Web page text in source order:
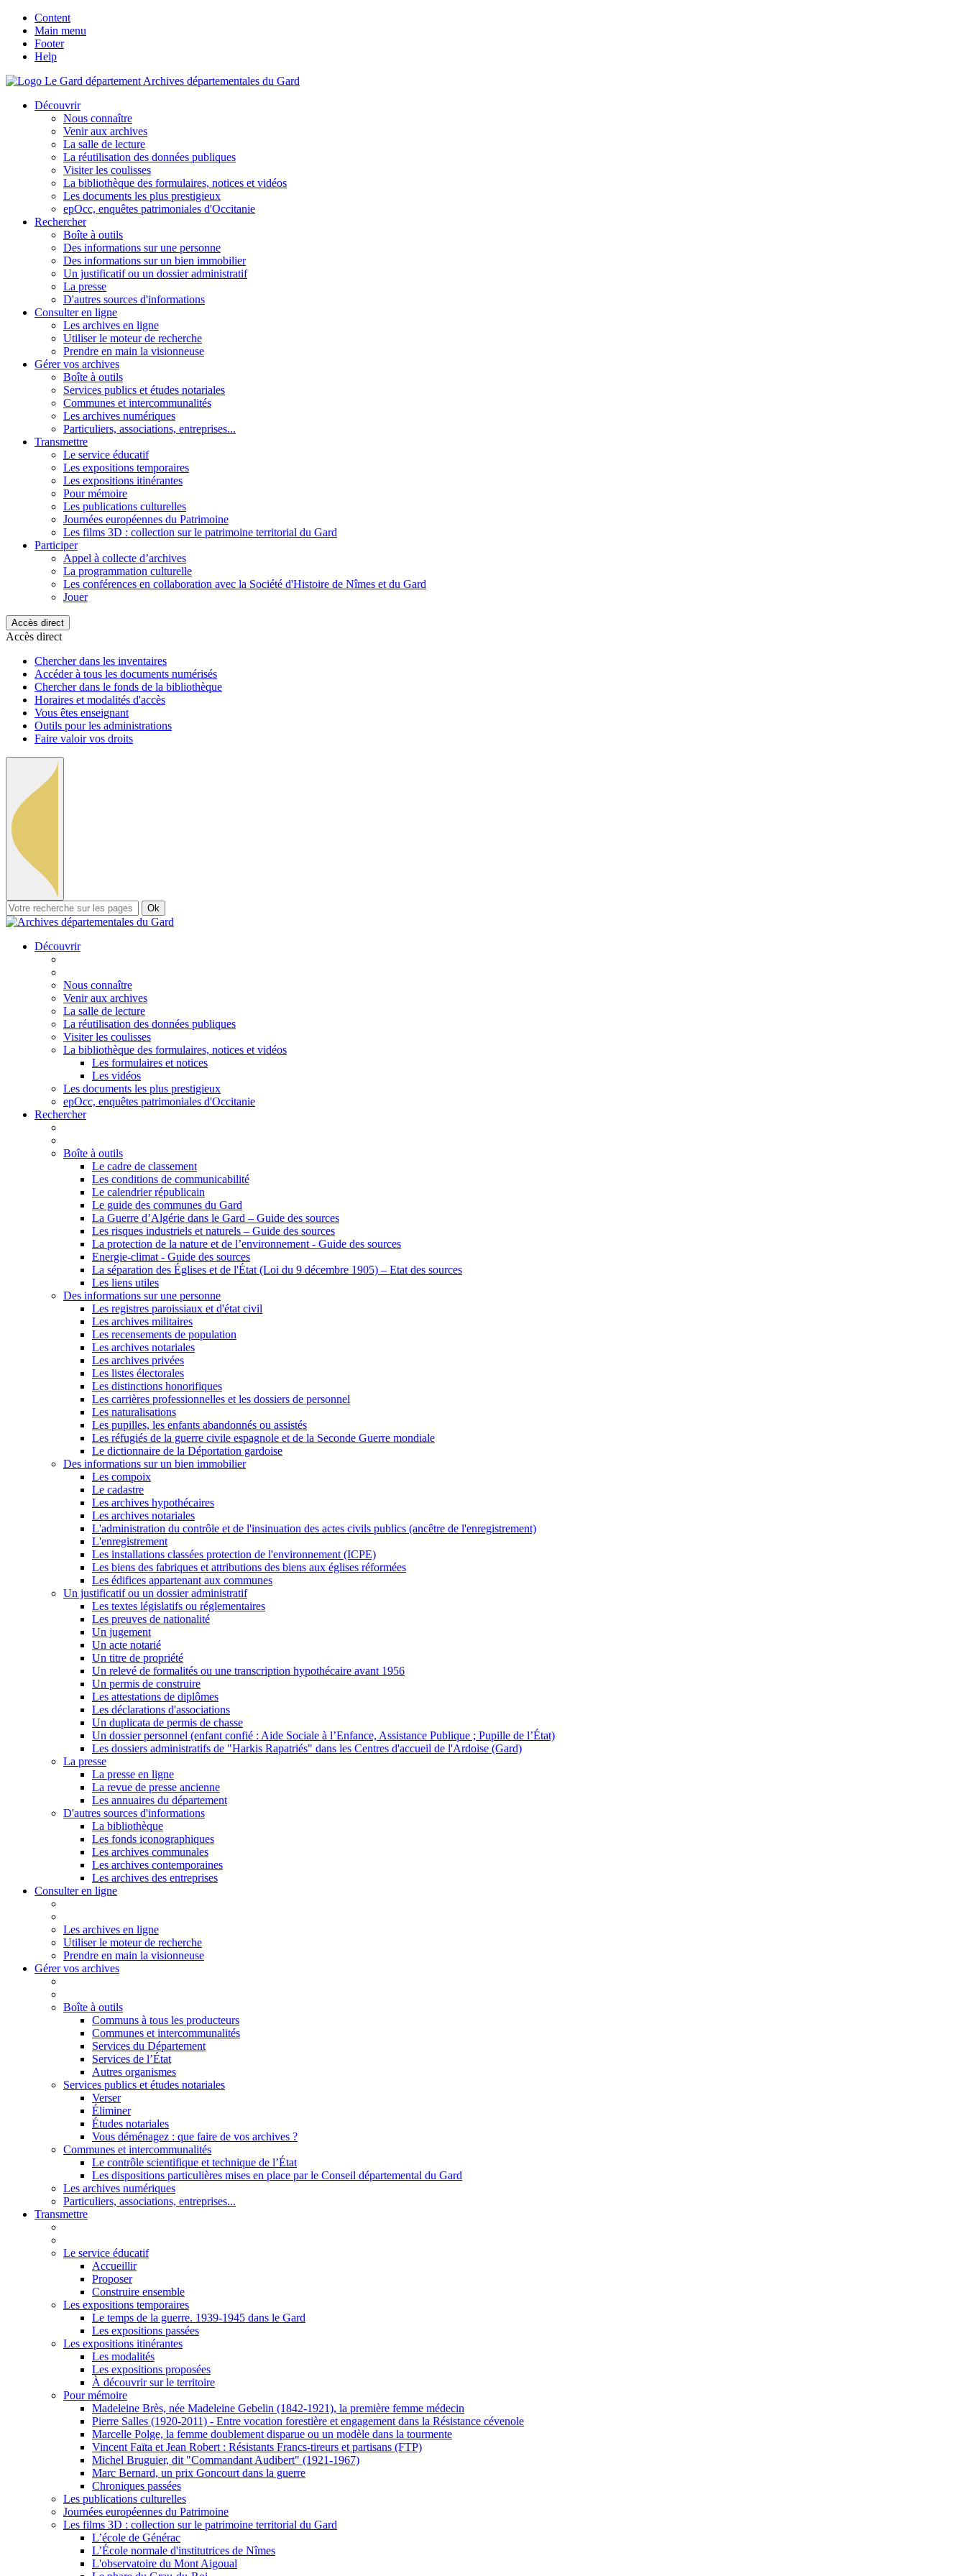
Content
Main menu
Footer
Help
Archives départementales du Gard
Découvrir
Nous connaître
Venir aux archives
La salle de lecture
La réutilisation des données publiques
Visiter les coulisses
La bibliothèque des formulaires, notices et vidéos
Les documents les plus prestigieux
epOcc, enquêtes patrimoniales d'Occitanie
Rechercher
Boîte à outils
Des informations sur une personne
Des informations sur un bien immobilier
Un justificatif ou un dossier administratif
La presse
D'autres sources d'informations
Consulter en ligne
Les archives en ligne
Utiliser le moteur de recherche
Prendre en main la visionneuse
Gérer vos archives
Boîte à outils
Services publics et études notariales
Communes et intercommunalités
Les archives numériques
Particuliers, associations, entreprises...
Transmettre
Le service éducatif
Les expositions temporaires
Les expositions itinérantes
Pour mémoire
Les publications culturelles
Journées européennes du Patrimoine
Les films 3D : collection sur le patrimoine territorial du Gard
Participer
Appel à collecte d’archives
La programmation culturelle
Les conférences en collaboration avec la Société d'Histoire de Nîmes et du Gard
Jouer
Accès direct
Accès direct
Chercher dans les inventaires
Accéder à tous les documents numérisés
Chercher dans le fonds de la bibliothèque
Horaires et modalités d'accès
Vous êtes enseignant
Outils pour les administrations
Faire valoir vos droits
Ok
Découvrir
Nous connaître
Venir aux archives
La salle de lecture
La réutilisation des données publiques
Visiter les coulisses
La bibliothèque des formulaires, notices et vidéos
Les formulaires et notices
Les vidéos
Les documents les plus prestigieux
epOcc, enquêtes patrimoniales d'Occitanie
Rechercher
Boîte à outils
Le cadre de classement
Les conditions de communicabilité
Le calendrier républicain
Le guide des communes du Gard
La Guerre d’Algérie dans le Gard – Guide des sources
Les risques industriels et naturels – Guide des sources
La protection de la nature et de l’environnement - Guide des sources
Energie-climat - Guide des sources
La séparation des Églises et de l'État (Loi du 9 décembre 1905) – Etat des sources
Les liens utiles
Des informations sur une personne
Les registres paroissiaux et d'état civil
Les archives militaires
Les recensements de population
Les archives notariales
Les archives privées
Les listes électorales
Les distinctions honorifiques
Les carrières professionnelles et les dossiers de personnel
Les naturalisations
Les pupilles, les enfants abandonnés ou assistés
Les réfugiés de la guerre civile espagnole et de la Seconde Guerre mondiale
Le dictionnaire de la Déportation gardoise
Des informations sur un bien immobilier
Les compoix
Le cadastre
Les archives hypothécaires
Les archives notariales
L'administration du contrôle et de l'insinuation des actes civils publics (ancêtre de l'enregistrement)
L'enregistrement
Les installations classées protection de l'environnement (ICPE)
Les biens des fabriques et attributions des biens aux églises réformées
Les édifices appartenant aux communes
Un justificatif ou un dossier administratif
Les textes législatifs ou réglementaires
Les preuves de nationalité
Un jugement
Un acte notarié
Un titre de propriété
Un relevé de formalités ou une transcription hypothécaire avant 1956
Un permis de construire
Les attestations de diplômes
Les déclarations d'associations
Un duplicata de permis de chasse
Un dossier personnel (enfant confié : Aide Sociale à l’Enfance, Assistance Publique ; Pupille de l’État)
Les dossiers administratifs de "Harkis Rapatriés" dans les Centres d'accueil de l'Ardoise (Gard)
La presse
La presse en ligne
La revue de presse ancienne
Les annuaires du département
D'autres sources d'informations
La bibliothèque
Les fonds iconographiques
Les archives communales
Les archives contemporaines
Les archives des entreprises
Consulter en ligne
Les archives en ligne
Utiliser le moteur de recherche
Prendre en main la visionneuse
Gérer vos archives
Boîte à outils
Communs à tous les producteurs
Communes et intercommunalités
Services du Département
Services de l’État
Autres organismes
Services publics et études notariales
Verser
Éliminer
Études notariales
Vous déménagez : que faire de vos archives ?
Communes et intercommunalités
Le contrôle scientifique et technique de l’État
Les dispositions particulières mises en place par le Conseil départemental du Gard
Les archives numériques
Particuliers, associations, entreprises...
Transmettre
Le service éducatif
Accueillir
Proposer
Construire ensemble
Les expositions temporaires
Le temps de la guerre. 1939-1945 dans le Gard
Les expositions passées
Les expositions itinérantes
Les modalités
Les expositions proposées
À découvrir sur le territoire
Pour mémoire
Madeleine Brès, née Madeleine Gebelin (1842-1921), la première femme médecin
Pierre Salles (1920-2011) - Entre vocation forestière et engagement dans la Résistance cévenole
Marcelle Polge, la femme doublement disparue ou un modèle dans la tourmente
Vincent Faïta et Jean Robert : Résistants Francs-tireurs et partisans (FTP)
Michel Bruguier, dit "Commandant Audibert" (1921-1967)
Marc Bernard, un prix Goncourt dans la guerre
Chroniques passées
Les publications culturelles
Journées européennes du Patrimoine
Les films 3D : collection sur le patrimoine territorial du Gard
L’école de Générac
L’École normale d'institutrices de Nîmes
L'observatoire du Mont Aigoual